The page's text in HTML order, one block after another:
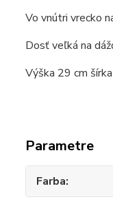
Vo vnútri vrecko
Dosť veľká na
Výška 29 cm
Parametre
Farba